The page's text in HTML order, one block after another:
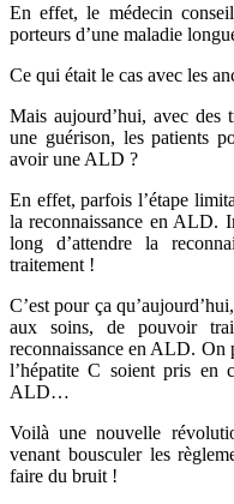
En effet, le médecin
porteurs d’une maladie
Ce qui était le cas avec les
Mais aujourd’hui, avec des
une guérison, les patients
avoir une ALD ?
En effet, parfois l’étape
la reconnaissance en ALD.
long d’attendre la
traitement !
C’est pour ça
aux soins, de pouvoir
reconnaissance en ALD. On
l’hépatite C soient pris en
ALD…
Voilà une nouvelle
venant bousculer les
faire du bruit !